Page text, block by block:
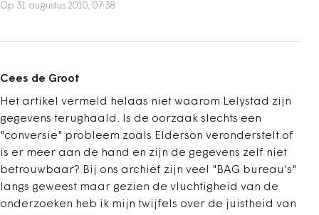
Op 31 augustus 2010, 07:38
Cees de Groot
Het artikel vermeld helaas niet waarom Lelystad zijn
gegevens terughaald. Is de oorzaak slechts een
"conversie" probleem zoals Elderson veronderstelt of
is er meer aan de hand en zijn de gegevens zelf niet
betrouwbaar? Bij ons archief zijn veel "BAG bureau's"
langs geweest maar gezien de vluchtigheid van de
onderzoeken heb ik mijn twijfels over de juistheid van